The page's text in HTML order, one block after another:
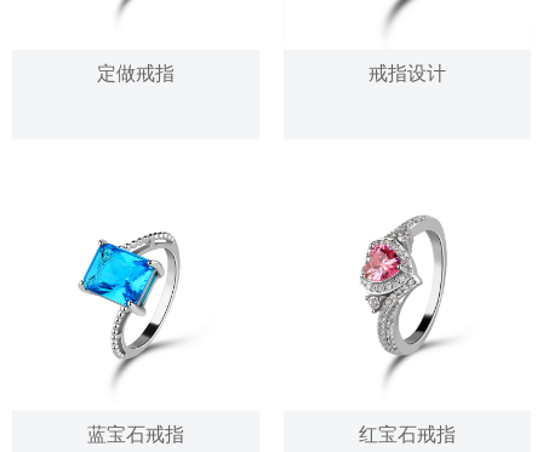
定做戒指 戒指设计
蓝宝石戒指 红宝石戒指